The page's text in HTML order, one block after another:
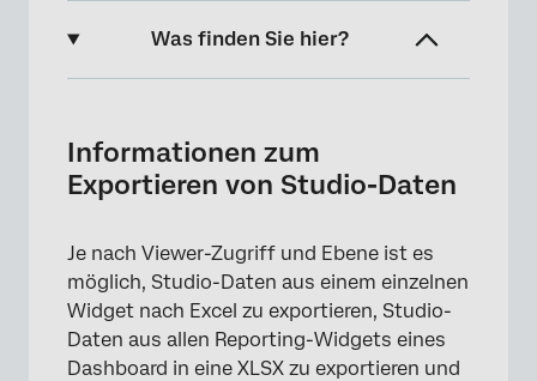
Was finden Sie hier?
Exportieren von Daten aus einem Widget
nach Excel
Exportieren von Daten aus allen Widgets
nach Excel
Dashboard als PDF
Speichern eines Widget als Bild
Informationen zum
Exportieren von Studio-Daten
Je nach Viewer-Zugriff und Ebene ist es
möglich, Studio-Daten aus einem einzelnen
Widget nach Excel zu exportieren, Studio-
Daten aus allen Reporting-Widgets eines
Dashboard in eine XLSX zu exportieren und